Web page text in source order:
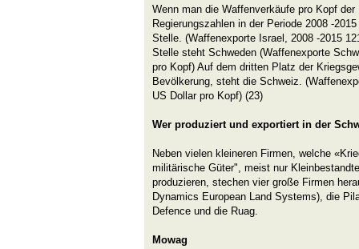
Wenn man die Waffenverkäufe pro Kopf
Regierungszahlen in der Periode 2008 -
Stelle. (Waffenexporte Israel, 2008 -2015
Stelle steht Schweden (Waffenexporte
pro Kopf) Auf dem dritten Platz der
Bevölkerung, steht die Schweiz.
US Dollar pro Kopf) (23)
Wer produziert und exportiert in der
Neben vielen kleineren Firmen, welche
militärische Güter", meist nur
produzieren, stechen vier große Firmen
Dynamics European Land Systems), die
Defence und die Ruag.
Mowag